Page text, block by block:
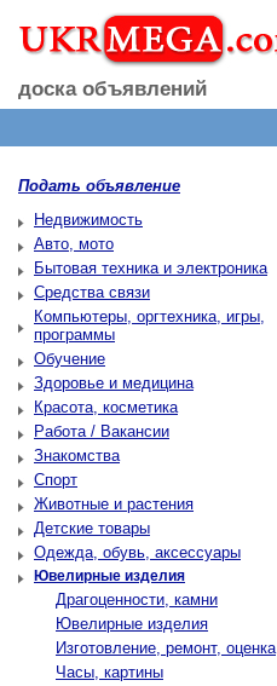
доска объявлений
Подать объявление
Недвижимость
Авто, мото
Бытовая техника и электроника
Средства связи
Компьютеры, оргтехника, игры,
программы
Обучение
Здоровье и медицина
Красота, косметика
Работа / Вакансии
Знакомства
Спорт
Животные и растения
Детские товары
Одежда, обувь, аксессуары
Ювелирные изделия
Драгоценности, камни
Ювелирные изделия
Изготовление, ремонт, оценка
Часы, картины